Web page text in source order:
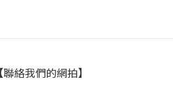
【聯絡我們的網拍】